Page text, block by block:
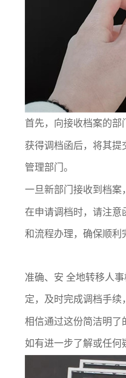
首先，向接收档案的部
获得调档函后，将其
管理部门。
一旦新部门接收到档案
在申请调档时，请注意
和流程办理，确保顺利
准确、安 全地转移人
定，及时完成调档手续
相信通过这份简洁明了
如有进一步了解或任何